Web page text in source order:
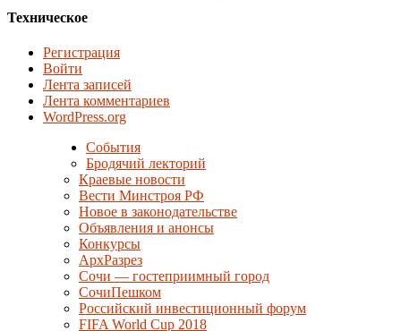
Техническое
Регистрация
Войти
Лента записей
Лента комментариев
WordPress.org
События
Бродячий лекторий
Краевые новости
Вести Минстроя РФ
Новое в законодательстве
Объявления и анонсы
Конкурсы
АрхРазрез
Сочи — гостеприимный город
СочиПешком
Российский инвестиционный форум
FIFA World Cup 2018